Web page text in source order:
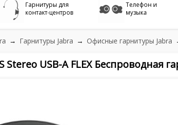
Гарнитуры для
контакт-центров
Телефон и
музыка
Гарнитуры Jabra Офисные гарнитуры Jabra
Stereo USB-A FLEX